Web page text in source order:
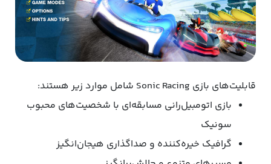
قابلیت‌های بازی Sonic Racing شامل موارد زیر هستند:
بازی اتومبیل‌رانی مسابقه‌ای با شخصیت‌های محبوب
سونیک
گرافیک خیره‌کننده و صداگذاری هیجان‌انگیز